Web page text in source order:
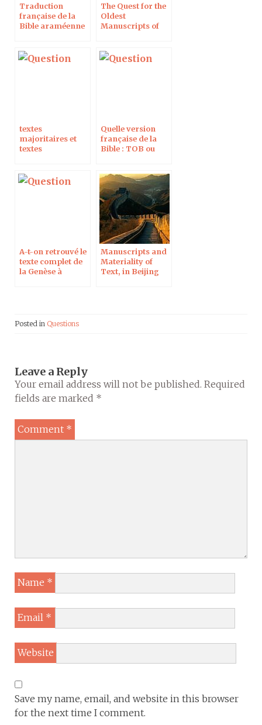
Traduction
française de la
Bible araméenne
The Quest for the
Oldest
Manuscripts of
textes
majoritaires et
textes
Quelle version
française de la
Bible : TOB ou
A-t-on retrouvé le
texte complet de
la Genèse à
Manuscripts and
Materiality of
Text, in Beijing
Posted in Questions
Leave a Reply
Your email address will not be published. Required
fields are marked *
Comment *
Name *
Email *
Website
Save my name, email, and website in this browser
for the next time I comment.